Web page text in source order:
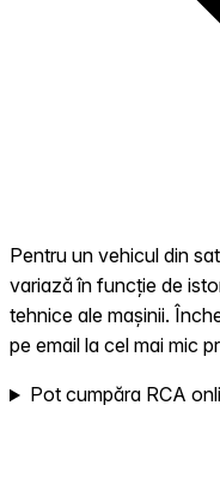
Pentru un vehicul din
variază în funcție de
tehnice ale mașinii.
pe email la cel mai mic
Pot cumpăra RCA